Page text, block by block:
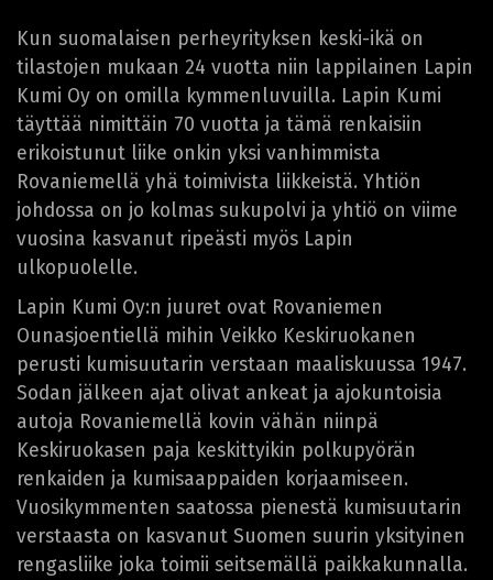
Kun suomalaisen perheyrityksen keski-ikä on
tilastojen mukaan 24 vuotta niin lappilainen Lapin
Kumi Oy on omilla kymmenluvuilla. Lapin Kumi
täyttää nimittäin 70 vuotta ja tämä renkaisiin
erikoistunut liike onkin yksi vanhimmista
Rovaniemellä yhä toimivista liikkeistä. Yhtiön
johdossa on jo kolmas sukupolvi ja yhtiö on viime
vuosina kasvanut ripeästi myös Lapin
ulkopuolelle.
Lapin Kumi Oy:n juuret ovat Rovaniemen
Ounasjoentiellä mihin Veikko Keskiruokanen
perusti kumisuutarin verstaan maaliskuussa 1947.
Sodan jälkeen ajat olivat ankeat ja ajokuntoisia
autoja Rovaniemellä kovin vähän niinpä
Keskiruokasen paja keskittyikin polkupyörän
renkaiden ja kumisaappaiden korjaamiseen.
Vuosikymmenten saatossa pienestä kumisuutarin
verstaasta on kasvanut Suomen suurin yksityinen
rengasliike joka toimii seitsemällä paikkakunnalla.